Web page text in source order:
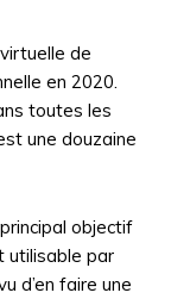
de
en 2020.
toutes les
une douzaine
objectif
utilisable par
d’en faire une